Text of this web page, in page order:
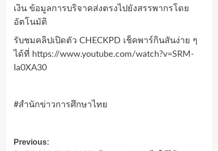
เงิน ข้อมูลการบริจาคส่งตรงไปยังสรรพากรโดย
อัตโนมัติ
รับชมคลิปเปิดตัว CHECKPD เช็คพาร์กินสันง่าย ๆ
ได้ที่ https://www.youtube.com/watch?v=SRM-
Ia0XA30
#สำนักข่าวการศึกษาไทย
Post
Previous: